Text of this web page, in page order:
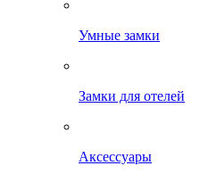
Умные замки
Замки для отелей
Аксессуары